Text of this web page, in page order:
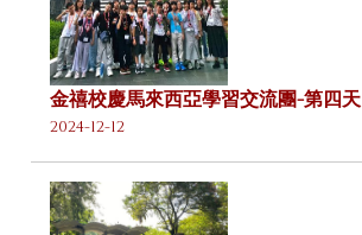
金禧校慶馬來西亞學習交流團-第四天
2024-12-12